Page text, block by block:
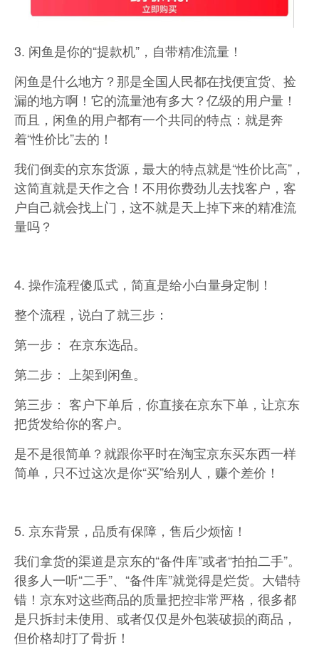
3. 闲鱼是你的“提款机”，自带精准流量！
闲鱼是什么地方？那是全国人民都在找便宜货、捡
漏的地方啊！它的流量池有多大？亿级的用户量！
而且，闲鱼的用户都有一个共同的特点：就是奔
着“性价比”去的！
我们倒卖的京东货源，最大的特点就是“性价比高”，
这简直就是天作之合！不用你费劲儿去找客户，客
户自己就会找上门，这不就是天上掉下来的精准流
量吗？
4. 操作流程傻瓜式，简直是给小白量身定制！
整个流程，说白了就三步：
第一步： 在京东选品。
第二步： 上架到闲鱼。
第三步： 客户下单后，你直接在京东下单，让京东
把货发给你的客户。
是不是很简单？就跟你平时在淘宝京东买东西一样
简单，只不过这次是你“买”给别人，赚个差价！
5. 京东背景，品质有保障，售后少烦恼！
我们拿货的渠道是京东的“备件库”或者“拍拍二手”。
很多人一听“二手”、“备件库”就觉得是烂货。大错特
错！京东对这些商品的质量把控非常严格，很多都
是只拆封未使用、或者仅仅是外包装破损的商品，
但价格却打了骨折！